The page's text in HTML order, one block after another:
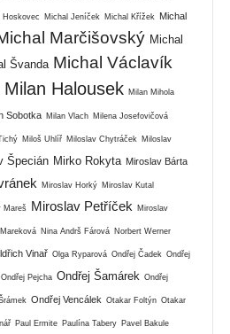
Hoskovec Michal Jeníček Michal Křížek Michal
Marčišovský Michal
Švanda Michal Václavík
Milan Halousek Milan Mihola
Sobotka Milan Vlach Milena Josefovičová
Miloš Uhlíř Miloslav Chytráček Miloslav
Špecián Mirko Rokyta Miroslav Bárta
Miroslav Horký Miroslav Kutal
Mareš Miroslav Petříček Miroslav
Nina Andrš Fárová Norbert Werner
Vinař Olga Ryparová Ondřej Čadek Ondřej
Ondřej Pejcha Ondřej Šamárek Ondřej
Ondřej Vencálek Otakar Foltýn Otakar
Paul Ermite Paulína Tabery Pavel Bakule